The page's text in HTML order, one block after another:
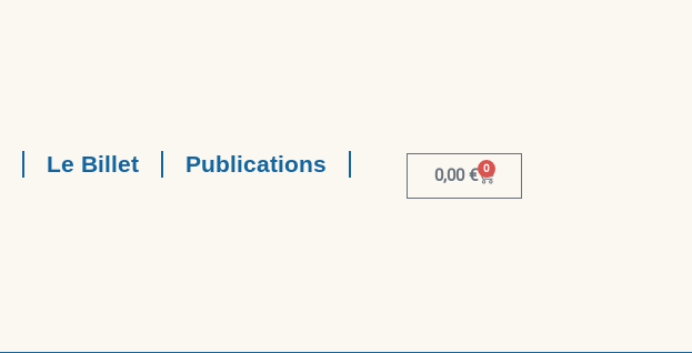
Le Billet
Publications
0,00€ 0